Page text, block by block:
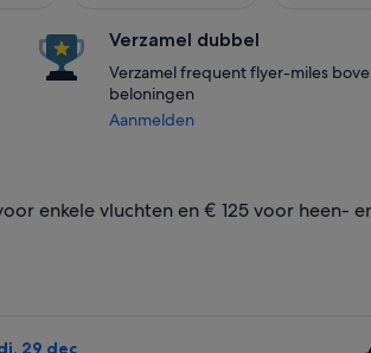
Verzamel dubbel
Verzamel frequent flyer-miles
beloningen
Aanmelden
enkele vluchten en € 125 voor heen-
29 dec